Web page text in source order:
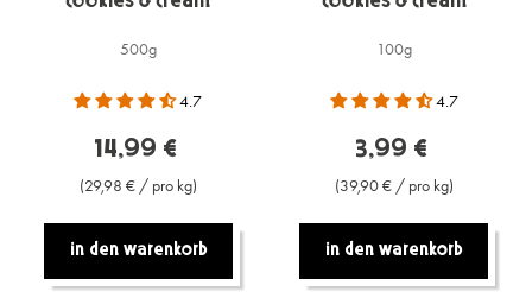
500g
4.7
14,99 €
(29,98 € / pro kg)
In den warenkorb
100g
4.7
3,99 €
(39,90 € / pro kg)
In den warenkorb